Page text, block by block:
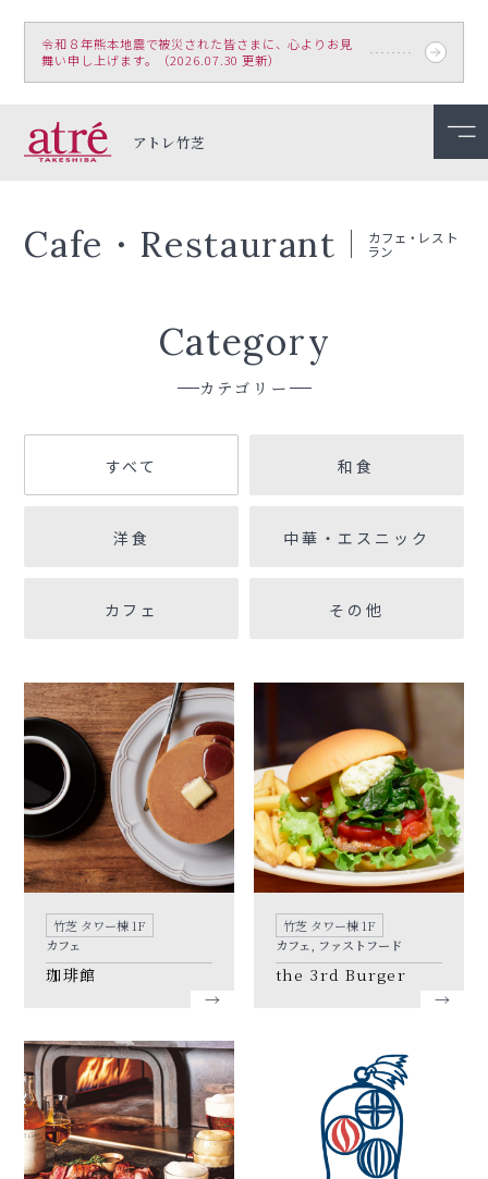
令和８年熊本地震で被災された皆さまに、心よりお見
舞い申し上げます。（2026.07.30 更新）
アトレ竹芝
Cafe・Restaurant カフェ・レスト
ラン
Category
カテゴリー
すべて 和食
洋食 中華・エスニック
カフェ その他
竹芝 タワー棟 1F
カフェ
珈琲館
竹芝 タワー棟 1F
カフェ, ファストフード
the 3rd Burger